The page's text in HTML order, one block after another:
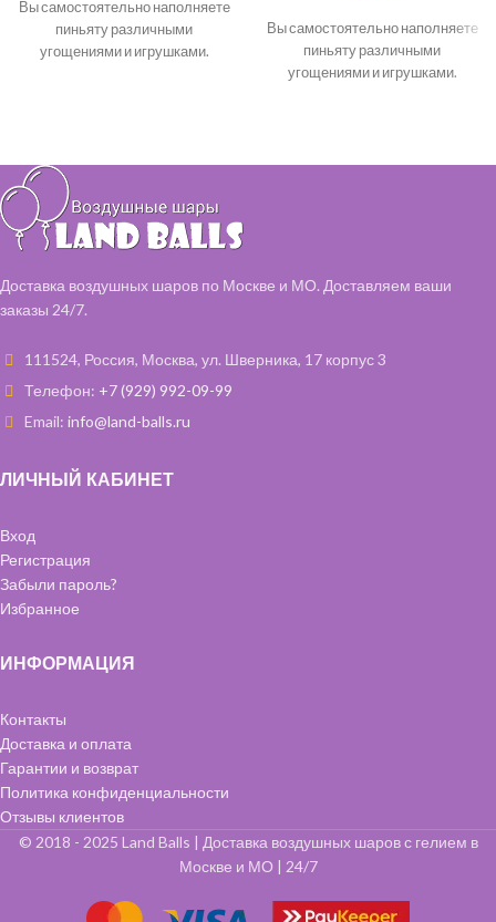
Вы самостоятельно наполняете
пиньяту различными
угощениями и игрушками.
Вы самостоятельно наполняете
пиньяту различными
угощениями и игрушками.
Доставка воздушных шаров по Москве и МО. Доставляем ваши
заказы 24/7.
111524, Россия, Москва, ул. Шверника, 17 корпус 3
Телефон: +7 (929) 992-09-99
Email: info@land-balls.ru
ЛИЧНЫЙ КАБИНЕТ
Вход
Регистрация
Забыли пароль?
Избранное
ИНФОРМАЦИЯ
Контакты
Доставка и оплата
Гарантии и возврат
Политика конфиденциальности
Отзывы клиентов
© 2018 - 2025 Land Balls | Доставка воздушных шаров с гелием в
Москве и МО | 24/7